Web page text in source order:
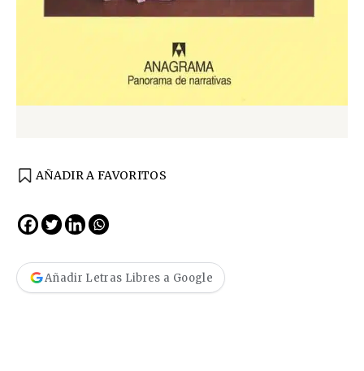
AÑADIR A FAVORITOS
Añadir Letras Libres a Google